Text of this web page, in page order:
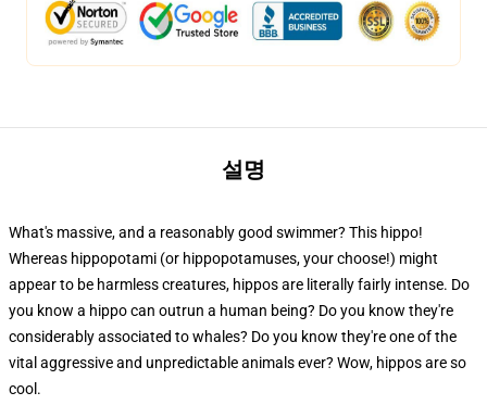
설명
What's massive, and a reasonably good swimmer? This hippo!
Whereas hippopotami (or hippopotamuses, your choose!) might
appear to be harmless creatures, hippos are literally fairly intense. Do
you know a hippo can outrun a human being? Do you know they're
considerably associated to whales? Do you know they're one of the
vital aggressive and unpredictable animals ever? Wow, hippos are so
cool.